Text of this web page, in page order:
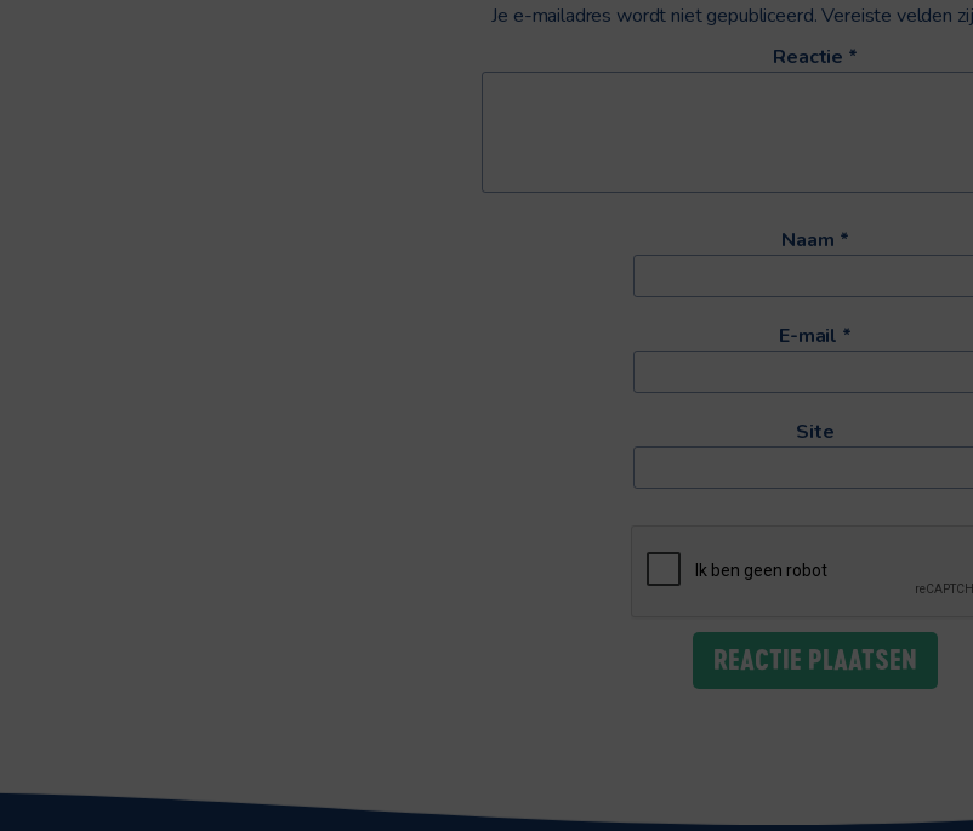
Je e-mailadres wordt niet gepubliceerd.Vereiste velden
Reactie *
Naam *
E-mail *
Site